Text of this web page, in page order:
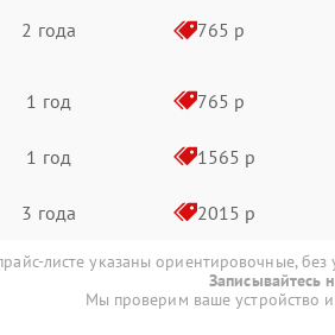
2 года 765 р
1 год 765 р
1 год 1565 р
3 года 2015 р
листе указаны ориентировочные, без
Записывайтесь
Мы проверим ваше устройство